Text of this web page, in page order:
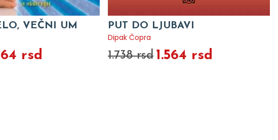
VEČNI UM
rsd
PUT DO LJUBAVI
Dipak Čopra
1.738 rsd 1.564 rsd